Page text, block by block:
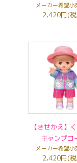
メーカー希望小
2,420円(
【きせかえ】
キャンプコ
メーカー希望小
2,420円(